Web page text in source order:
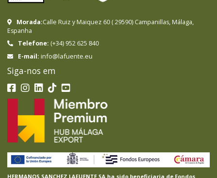
Morada:Calle Ruiz y Maiquez 60 (29590) Campanillas, Málaga,
Espanha
Telefone: (+34) 952 625 840
E-mail: info@lafuente.eu
Siga-nos em
HERMANOS SANCHEZ LAFUENTE SA ha sido beneficiaria de Fondos